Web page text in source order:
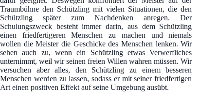
Traumbühne den Schützling mit vielen Situationen, die den
Schützling später zum Nachdenken anregen. Der
Schulungszweck besteht immer darin, aus dem Schützling
einen friedfertigeren Menschen zu machen und niemals
wollen die Meister die Geschicke des Menschen lenken. Wir
sehen auch zu, wenn ein Schützling etwas Verwerfliches
unternimmt, weil wir seinen freien Willen wahren müssen. Wir
versuchen aber alles, den Schützling zu einem besseren
Menschen werden zu lassen, sodass er mit seiner friedfertigen
Art einen positiven Effekt auf seine Umgebung ausübt.